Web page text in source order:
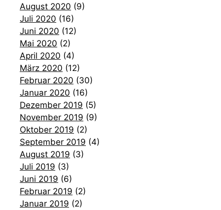
August 2020 (9)
Juli 2020 (16)
Juni 2020 (12)
Mai 2020 (2)
April 2020 (4)
März 2020 (12)
Februar 2020 (30)
Januar 2020 (16)
Dezember 2019 (5)
November 2019 (9)
Oktober 2019 (2)
September 2019 (4)
August 2019 (3)
Juli 2019 (3)
Juni 2019 (6)
Februar 2019 (2)
Januar 2019 (2)